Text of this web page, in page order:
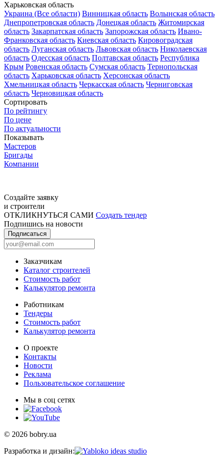
Харьковская область
Украина (Все области) Винницкая область Волынская область
Днепропетровская область Донецкая область Житомирская
область Закарпатская область Запорожская область Ивано-
Франковская область Киевская область Кировоградская
область Луганская область Львовская область Николаевская
область Одесская область Полтавская область Республика
Крым Ровенская область Сумская область Тернопольская
область Харьковская область Херсонская область
Хмельницкая область Черкасская область Черниговская
область Черновицкая область
Сортировать
По рейтингу
По цене
По актуальности
Показывать
Мастеров
Бригады
Компании
Создайте заявку
и строители
ОТКЛИКНУТЬСЯ САМИ Создать тендер
Подпишись на новости
Подписаться
Заказчикам
Каталог строителей
Стоимость работ
Калькулятор ремонта
Работникам
Тендеры
Стоимость работ
Калькулятор ремонта
О проекте
Контакты
Новости
Реклама
Пользовательское соглашение
Мы в соц сетях
© 2026 bobry.ua
Разработка и дизайн: